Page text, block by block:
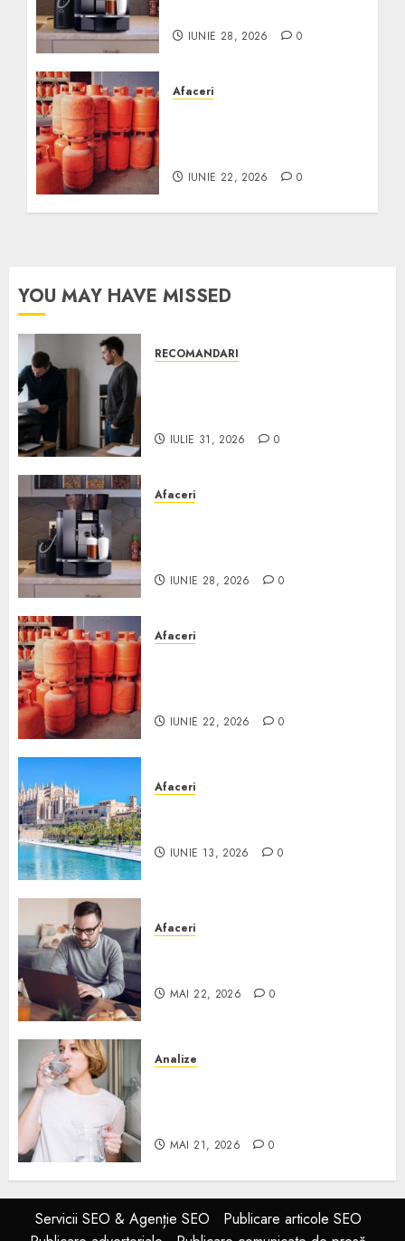
IUNIE 28, 2026 0
Afaceri
IUNIE 22, 2026 0
YOU MAY HAVE MISSED
RECOMANDARI
IULIE 31, 2026 0
Afaceri
IUNIE 28, 2026 0
Afaceri
IUNIE 22, 2026 0
Afaceri
IUNIE 13, 2026 0
Afaceri
MAI 22, 2026 0
Analize
MAI 21, 2026 0
Servicii SEO & Agenție SEO
Publicare articole SEO